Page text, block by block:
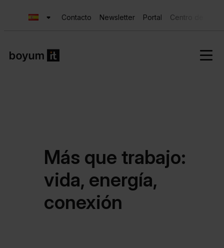
Contacto Newsletter Portal Centro de
Más que trabajo:
vida, energía,
conexión